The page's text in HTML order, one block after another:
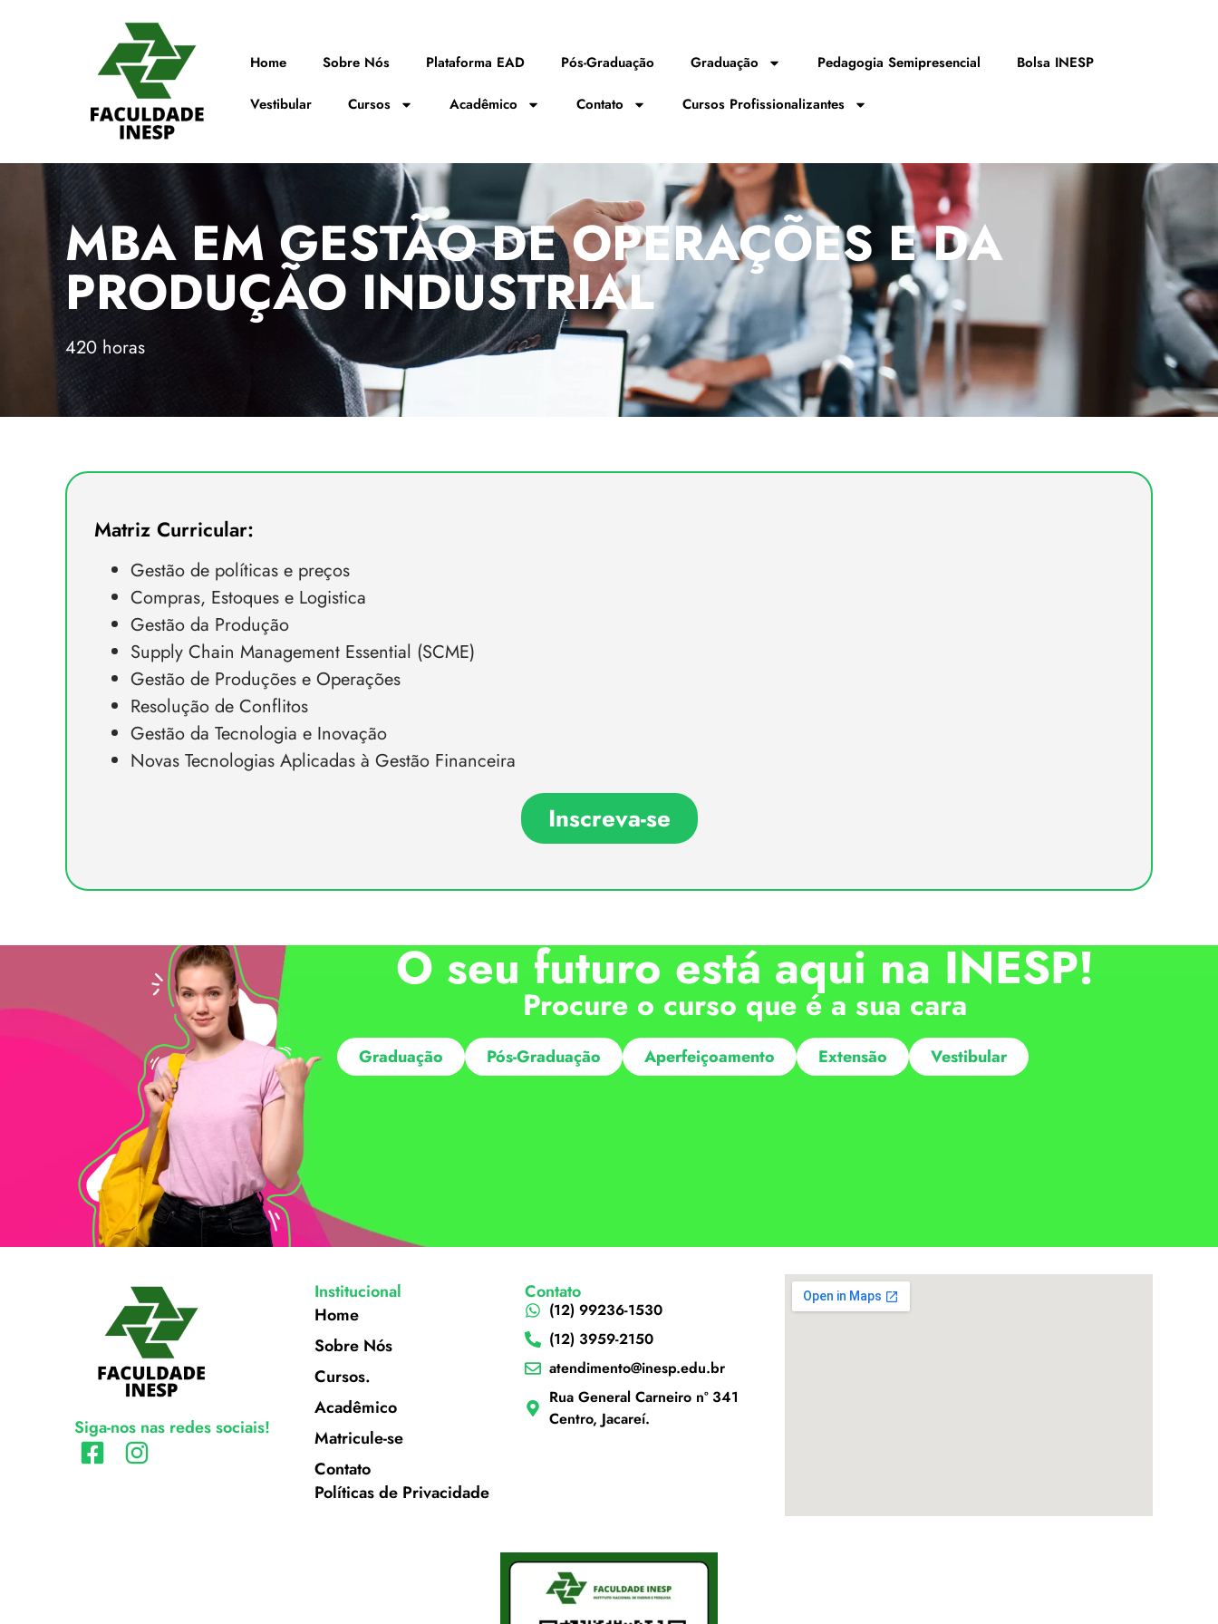
Home Sobre Nós Plataforma EAD Pós-Graduação Graduação Pedagogia Semipresencial Bolsa INESP
Vestibular Cursos Acadêmico Contato Cursos Profissionalizantes
MBA EM GESTÃO DE OPERAÇÕES E DA
PRODUÇÃO INDUSTRIAL
420 horas
Matriz Curricular:
Gestão de políticas e preços
Compras, Estoques e Logistica
Gestão da Produção
Supply Chain Management Essential (SCME)
Gestão de Produções e Operações
Resolução de Conflitos
Gestão da Tecnologia e Inovação
Novas Tecnologias Aplicadas à Gestão Financeira
Inscreva-se
O seu futuro está aqui na INESP!
Procure o curso que é a sua cara
Graduação Pós-Graduação Aperfeiçoamento Extensão Vestibular
Siga-nos nas redes sociais!
Institucional
Home
Sobre Nós
Cursos.
Acadêmico
Matricule-se
Contato
Políticas de Privacidade
Contato
(12) 99236-1530
(12) 3959-2150
atendimento@inesp.edu.br
Rua General Carneiro nº 341
Centro, Jacareí.